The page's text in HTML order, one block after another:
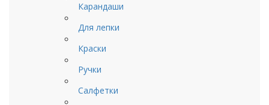
Карандаши
Для лепки
Краски
Ручки
Салфетки